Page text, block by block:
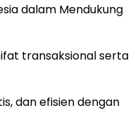
dalam Mendukung
transaksional serta
dan efisien dengan